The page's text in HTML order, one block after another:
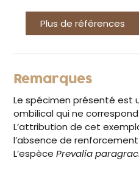
Plus de références
Remarques
Le spécimen présenté est
ombilical qui ne
L’attribution de cet
l’absence de
L’espèce Prevalia